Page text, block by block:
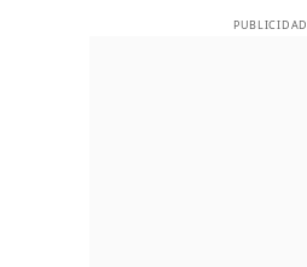
PUBLICIDAD